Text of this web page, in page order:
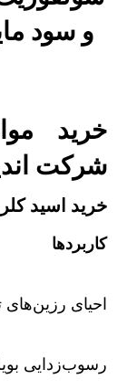
خرید
شرکت
خرید اسید
کاربردها
احیای رزین‌های
رسوب‌زدایی